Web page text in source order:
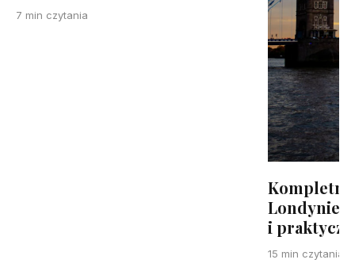
7 min czytania
Londynie:
i
15 min czytania